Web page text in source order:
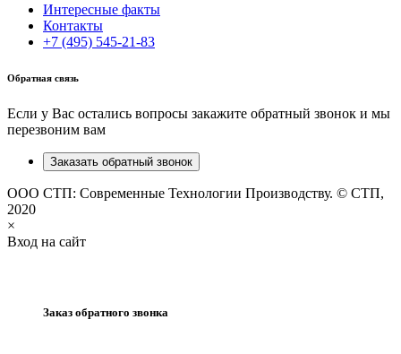
Интересные факты
Контакты
+7 (495) 545-21-83
Обратная связь
Если у Вас остались вопросы закажите обратный звонок и мы
перезвоним вам
Заказать обратный звонок
ООО СТП: Современные Технологии Производству. © СТП,
2020
×
Вход на сайт
Заказ обратного звонка